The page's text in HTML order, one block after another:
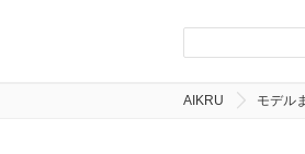
AIKRU モデル